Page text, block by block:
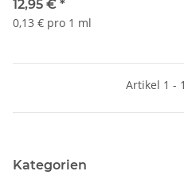
und Textilien - 100ml
Sprühflasche
12,95 € *
0,13 € pro 1 ml
Artikel 1 -
Kategorien